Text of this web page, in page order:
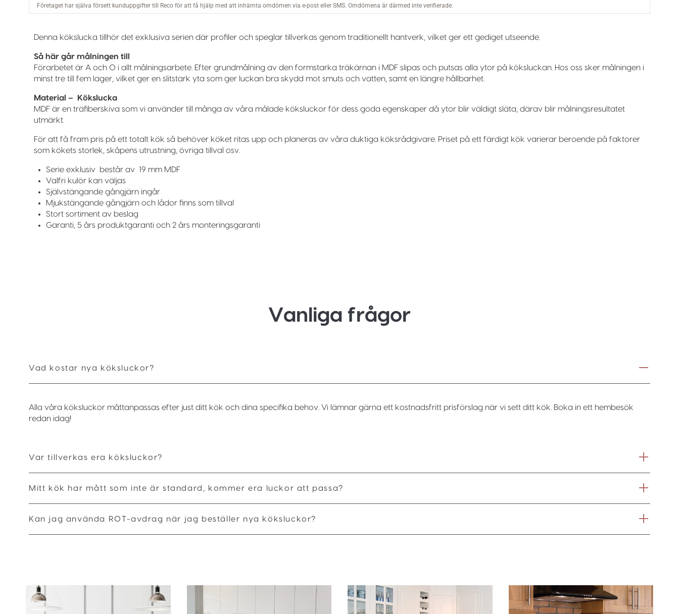
Denna kökslucka tillhör det exklusiva serien där profiler och speglar tillverkas genom traditionellt hantverk, vilket ger ett gediget utseende.
Så här går målningen till
Förarbetet är A och O i allt målningsarbete. Efter grundmålning av den formstarka träkärnan i MDF slipas och putsas alla ytor på köksluckan. Hos oss sker målningen i
minst tre till fem lager, vilket ger en slitstark yta som ger luckan bra skydd mot smuts och vatten, samt en längre hållbarhet.
Material – Kökslucka
MDF är en träfiberskiva som vi använder till många av våra målade köksluckor för dess goda egenskaper då ytor blir väldigt släta, därav blir målningsresultatet
utmärkt.
För att få fram pris på ett totalt kök så behöver köket ritas upp och planeras av våra duktiga köksrådgivare. Priset på ett färdigt kök varierar beroende på faktorer
som kökets storlek, skåpens utrustning, övriga tillval osv.
Serie exklusiv består av 19 mm MDF
Valfri kulör kan väljas
Självstängande gångjärn ingår
Mjukstängande gångjärn och lådor finns som tillval
Stort sortiment av beslag
Garanti, 5 års produktgaranti och 2 års monteringsgaranti
Vanliga frågor
Vad kostar nya köksluckor?
Alla våra köksluckor måttanpassas efter just ditt kök och dina specifika behov. Vi lämnar gärna ett kostnadsfritt prisförslag när vi sett ditt kök. Boka in ett hembesök
redan idag!
Var tillverkas era köksluckor?
Mitt kök har mått som inte är standard, kommer era luckor att passa?
Kan jag använda ROT-avdrag när jag beställer nya köksluckor?